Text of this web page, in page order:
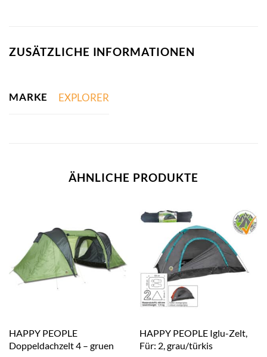
ZUSÄTZLICHE INFORMATIONEN
MARKE EXPLORER
ÄHNLICHE PRODUKTE
HAPPY PEOPLE
Doppeldachzelt 4 – gruen
HAPPY PEOPLE Iglu-Zelt,
Für: 2, grau/türkis